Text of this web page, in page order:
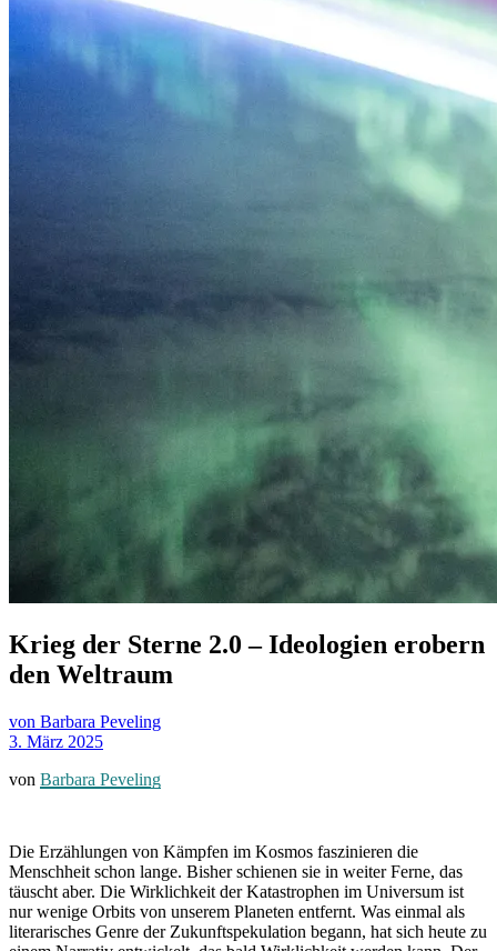
Krieg der Sterne 2.0 – Ideologien erobern
den Weltraum
von Barbara Peveling
3. März 2025
von Barbara Peveling
Die Erzählungen von Kämpfen im Kosmos faszinieren die
Menschheit schon lange. Bisher schienen sie in weiter Ferne, das
täuscht aber. Die Wirklichkeit der Katastrophen im Universum ist
nur wenige Orbits von unserem Planeten entfernt. Was einmal als
literarisches Genre der Zukunftspekulation begann, hat sich heute zu